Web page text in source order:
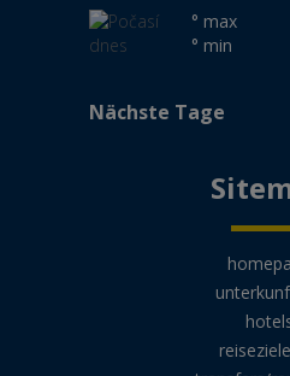
° max
° min
Nächste Tage
reiseziele